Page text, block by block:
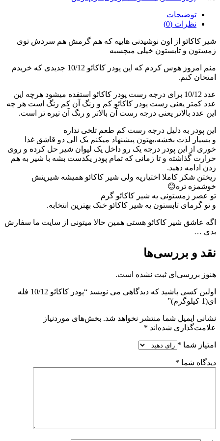
توضیحات
نظرات (0)
شیر کاکائو از اون نوشیدنی هاییه که هم گرمش هم سردش توی
زمستون و تابستون خیلی میچسبه
منم امروز هوس کردم که این پودر کاکائو 10/12 جدیدی که خریدم
امتحان کنم.
عدد 10/12 برای درجه رست پودر کاکائو استفده میشود هرچه این
عدد کمتر یعنی رست پودر کاکائو کم و رنگ آن کم رنگ است هر چه
این عدد بالاتر یعنی درجه رست آن بالاتر و رنگ آن تیره تر است.
این پودر به دلیل درجه رست کم طعم تلخی نداره
و بسیار لذت بخشه،بهتون پیشنهاد میکنم یک الی دو قاشق غذا
خوری از این پودر درجه یک رو داخل یک لیوان شیر حل کرده و روی
حرارت گذاشته و تا زمانی که تمام پودر یکدست بشه با شیر به هم
زدن ادامه دهید.
ریختن شکر کاملا اختیاریه ولی شیر کاکائو همیشه شیرینش
خوشمزه تره😊
تو عصر زمستونی یه شیر کاکائو گرم
و تو گرمای تابستون یه شیر کاکائو خنک بهترین انتخابه.
اگه عاشق شیر کاکائو هستی همین حالا میتونی از سایت ما سفارش
بدی …
نقد و بررسی‌ها
هنوز بررسی‌ای ثبت نشده است.
اولین کسی باشید که دیدگاهی می نویسد “پودر کاکائو 10/12 فله
ای(1 کیلوگرم)”
نشانی ایمیل شما منتشر نخواهد شد. بخش‌های موردنیاز
علامت‌گذاری شده‌اند *
امتیاز شما *
دیدگاه شما *